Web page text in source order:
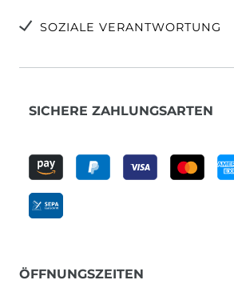
SOZIALE VERANTWORTUNG
SICHERE ZAHLUNGSARTEN
ÖFFNUNGSZEITEN